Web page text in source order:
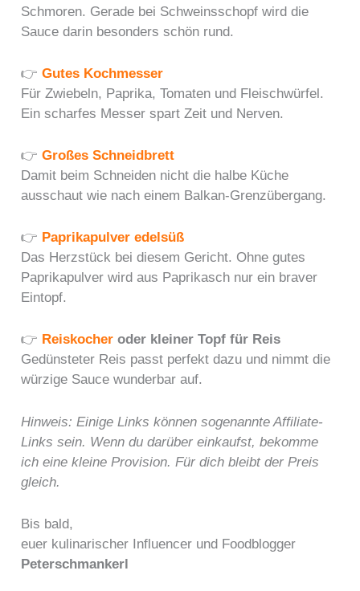
Schmoren. Gerade bei Schweinsschopf wird die
Sauce darin besonders schön rund.
👉Gutes Kochmesser
Für Zwiebeln, Paprika, Tomaten und Fleischwürfel.
Ein scharfes Messer spart Zeit und Nerven.
👉Großes Schneidbrett
Damit beim Schneiden nicht die halbe Küche
ausschaut wie nach einem Balkan-Grenzübergang.
👉 Paprikapulver edelsüß
Das Herzstück bei diesem Gericht. Ohne gutes
Paprikapulver wird aus Paprikasch nur ein braver
Eintopf.
👉 Reiskocher oder kleiner Topf für Reis
Gedünsteter Reis passt perfekt dazu und nimmt die
würzige Sauce wunderbar auf.
Hinweis: Einige Links können sogenannte Affiliate-
Links sein. Wenn du darüber einkaufst, bekomme
ich eine kleine Provision. Für dich bleibt der Preis
gleich.
Bis bald,
euer kulinarischer Influencer und Foodblogger
Peterschmankerl